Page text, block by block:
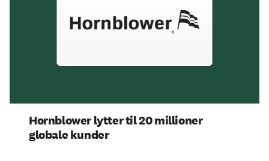
Hornblower lytter til 20 millioner
globale kunder